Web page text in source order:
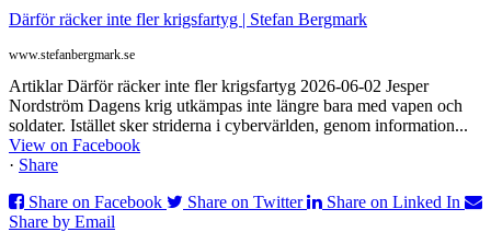
Därför räcker inte fler krigsfartyg | Stefan Bergmark
www.stefanbergmark.se
Artiklar Därför räcker inte fler krigsfartyg 2026-06-02 Jesper
Nordström Dagens krig utkämpas inte längre bara med vapen och
soldater. Istället sker striderna i cybervärlden, genom information...
View on Facebook
· Share
Share on Facebook
Share on Twitter
Share on Linked In
Share by Email